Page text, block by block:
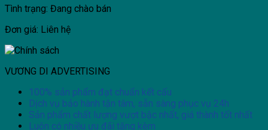
Tình trạng: Đang chào bán
Đơn giá: Liên hệ
VƯƠNG DI ADVERTISING
100% sản phẩm đạt chuẩn kết cấu
Dịch vụ bảo hành tận tâm, sẵn sàng phục vụ 24h
Sản phẩm chất lượng vượt bậc nhất, giá thành tốt nhất
Luôn có nhiều ưu đãi tặng kèm